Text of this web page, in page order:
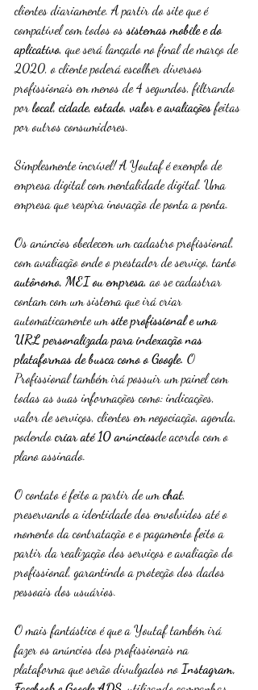
clientes diariamente. A partir do site que é
compatível com todos os sistemas mobile e do
aplicativo, que será lançado no final de março de
2020, o cliente poderá escolher diversos
profissionais em menos de 4 segundos, filtrando
por local, cidade, estado, valor e avaliações feitas
por outros consumidores.
Simplesmente incrível! A Youtaf é exemplo de
empresa digital com mentalidade digital. Uma
empresa que respira inovação de ponta a ponta.
Os anúncios obedecem um cadastro profissional,
com avaliação onde o prestador de serviço, tanto
autônomo, MEI ou empresa, ao se cadastrar
contam com um sistema que irá criar
automaticamente um site profissional e uma
URL personalizada para indexação nas
plataformas de busca como o Google. O
Profissional também irá possuir um painel com
todas as suas informações como: indicações,
valor de serviços, clientes em negociação, agenda,
podendo criar até 10 anúnciosde acordo com o
plano assinado.
O contato é feito a partir de um chat,
preservando a identidade dos envolvidos até o
momento da contratação e o pagamento feito a
partir da realização dos serviços e avaliação do
profissional, garantindo a proteção dos dados
pessoais dos usuários.
O mais fantástico é que a Youtaf também irá
fazer os anúncios dos profissionais na
plataforma que serão divulgados no Instagram,